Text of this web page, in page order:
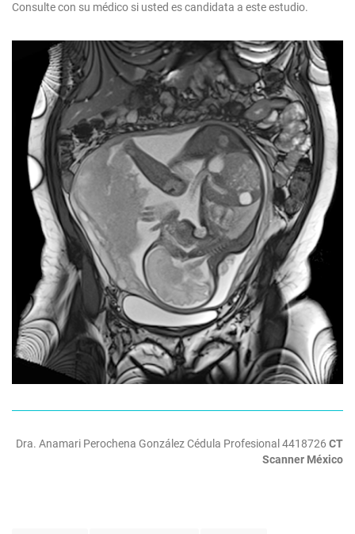
Consulte con su médico si usted es candidata a este estudio.
Dra. Anamari Perochena GonzálezCédula Profesional 4418726 CT
Scanner México